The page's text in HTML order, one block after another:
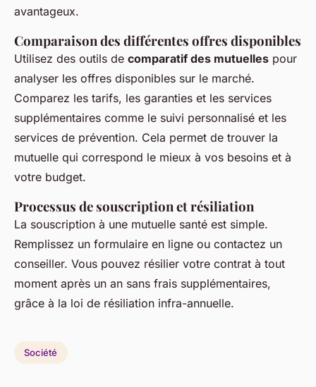
avantageux.
Comparaison des différentes offres disponibles
Utilisez des outils de comparatif des mutuelles pour
analyser les offres disponibles sur le marché.
Comparez les tarifs, les garanties et les services
supplémentaires comme le suivi personnalisé et les
services de prévention. Cela permet de trouver la
mutuelle qui correspond le mieux à vos besoins et à
votre budget.
Processus de souscription et résiliation
La souscription à une mutuelle santé est simple.
Remplissez un formulaire en ligne ou contactez un
conseiller. Vous pouvez résilier votre contrat à tout
moment après un an sans frais supplémentaires,
grâce à la loi de résiliation infra-annuelle.
Société